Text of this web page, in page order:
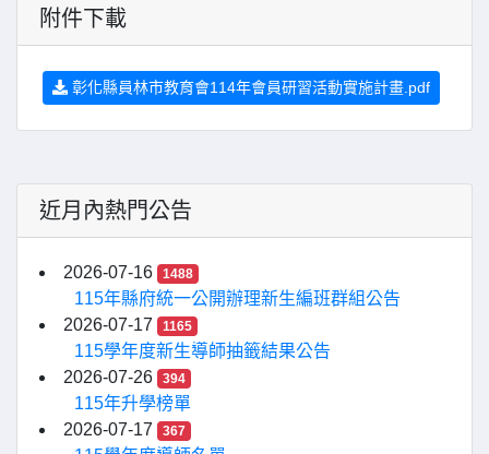
附件下載
彰化縣員林市教育會114年會員研習活動實施計畫.pdf
近月內熱門公告
2026-07-16 1488
115年縣府統一公開辦理新生編班群組公告
2026-07-17
1165
115學年度新生導師抽籤結果公告
2026-07-26
394
115年升學榜單
2026-07-17
367